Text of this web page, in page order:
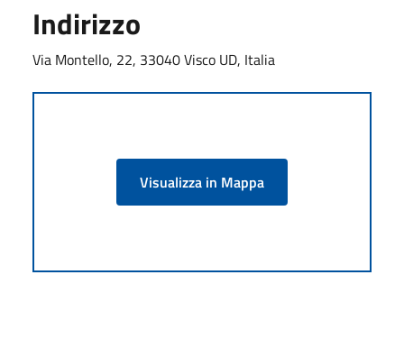
Indirizzo
Via Montello, 22, 33040 Visco UD, Italia
Visualizza in Mappa